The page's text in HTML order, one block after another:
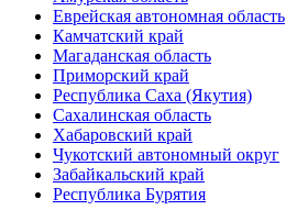
Еврейская автономная область
Камчатский край
Магаданская область
Приморский край
Республика Саха (Якутия)
Сахалинская область
Хабаровский край
Чукотский автономный округ
Забайкальский край
Республика Бурятия